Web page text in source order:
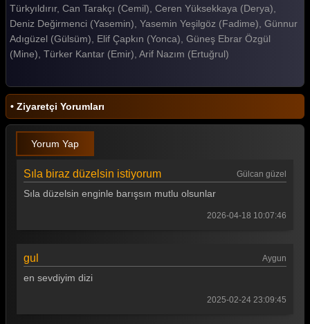
Gelin 109. Bölüm
Gelin 108. Bölüm
Gelin 107. Bölüm
Gelin 106. Bölüm
Gelin 105. Bölüm
Gelin 98. Bölüm
Türkyıldırır, Can Tarakçı (Cemil), Ceren Yüksekkaya (Derya),
Deniz Değirmenci (Yasemin), Yasemin Yeşilgöz (Fadime), Günnur
Adıgüzel (Gülsüm), Elif Çapkın (Yonca), Güneş Ebrar Özgül
(Mine), Türker Kantar (Emir), Arif Nazım (Ertuğrul)
• Ziyaretçi Yorumları
Yorum Yap
Sıla biraz düzelsin istiyorum Gülcan güzel
Sıla düzelsin enginle barışsın mutlu olsunlar
2026-04-18 10:07:46
gul Aygun
en sevdiyim dizi
2025-02-24 23:09:45